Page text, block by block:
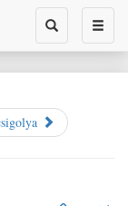
Toggle
search